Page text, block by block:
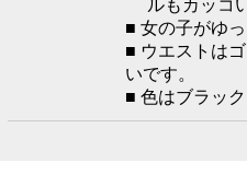
ルもカッコ
■ 女の子がゆ
■ ウエストは
いです。
■ 色はブラッ